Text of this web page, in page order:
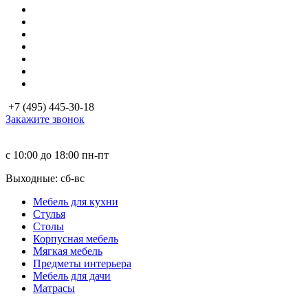
+7 (495) 445-30-18
Закажите звонок
с 10:00 до 18:00 пн-пт
Выходные: сб-вc
Мебель для кухни
Стулья
Столы
Корпусная мебель
Мягкая мебель
Предметы интерьера
Мебель для дачи
Матраcы